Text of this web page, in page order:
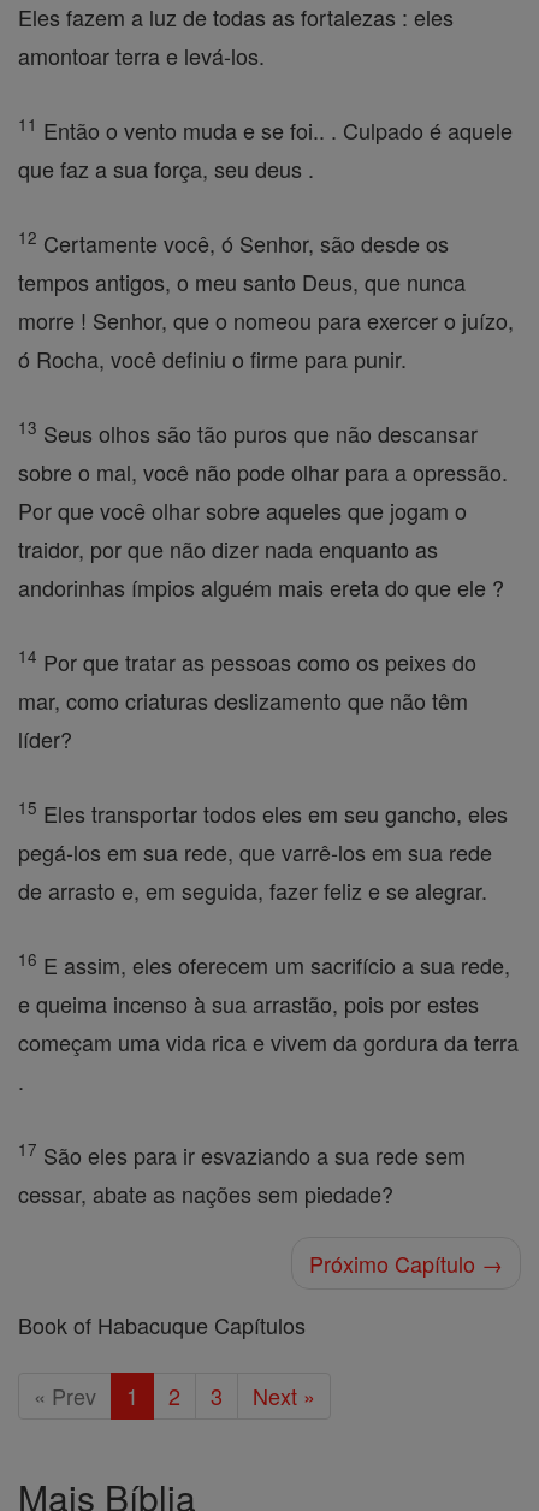
Eles fazem a luz de todas as fortalezas : eles
amontoar terra e levá-los.
11 Então o vento muda e se foi.. . Culpado é aquele
que faz a sua força, seu deus .
12 Certamente você, ó Senhor, são desde os
tempos antigos, o meu santo Deus, que nunca
morre ! Senhor, que o nomeou para exercer o juízo,
ó Rocha, você definiu o firme para punir.
13 Seus olhos são tão puros que não descansar
sobre o mal, você não pode olhar para a opressão.
Por que você olhar sobre aqueles que jogam o
traidor, por que não dizer nada enquanto as
andorinhas ímpios alguém mais ereta do que ele ?
14 Por que tratar as pessoas como os peixes do
mar, como criaturas deslizamento que não têm
líder?
15 Eles transportar todos eles em seu gancho, eles
pegá-los em sua rede, que varrê-los em sua rede
de arrasto e, em seguida, fazer feliz e se alegrar.
16 E assim, eles oferecem um sacrifício a sua rede,
e queima incenso à sua arrastão, pois por estes
começam uma vida rica e vivem da gordura da terra
.
17 São eles para ir esvaziando a sua rede sem
cessar, abate as nações sem piedade?
Próximo Capítulo →
Book of Habacuque Capítulos
« Prev 1 2 3 Next »
Mais Bíblia